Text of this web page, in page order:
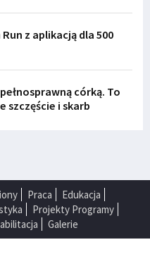
z aplikacją dla 500
córką. To
szczęście i skarb
Praca
Edukacja
Projekty Programy
Galerie